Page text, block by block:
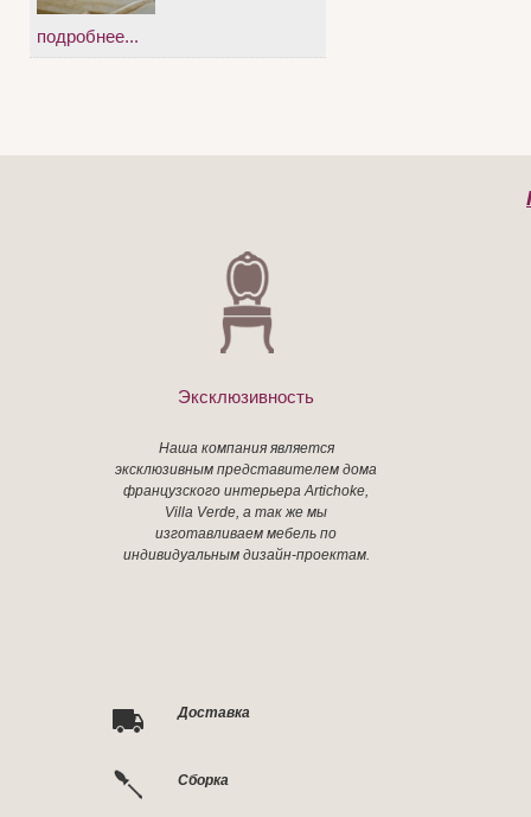
подробнее...
Эксклюзивность
Наша компания является
эксклюзивным представителем дома
французского интерьера Artichoke,
Villa Verde, а так же мы
изготавливаем мебель по
индивидуальным дизайн-проектам.
Доставка
Сборка